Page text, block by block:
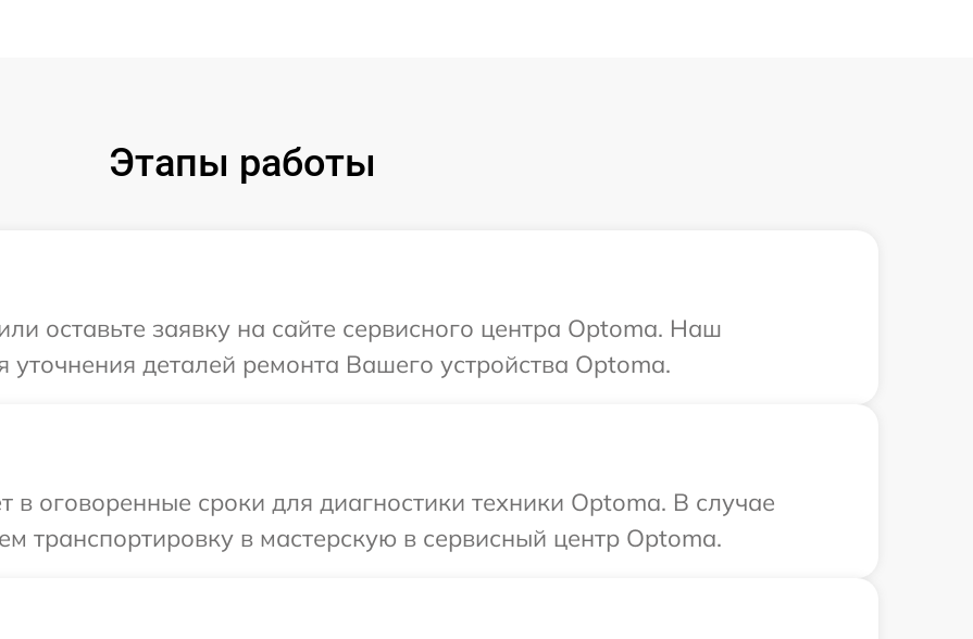
Этапы работы
оставьте заявку на сайте сервисного центра Optoma. Наш
уточнения деталей ремонта Вашего устройства Optoma.
в оговоренные сроки для диагностики техники Optoma. В случае
транспортировку в мастерскую в сервисный центр Optoma.